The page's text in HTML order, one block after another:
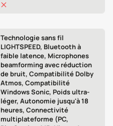
Technologie sans fil
LIGHTSPEED, Bluetooth à
faible latence, Microphones
beamforming avec réduction
de bruit, Compatibilité Dolby
Atmos, Compatibilité
Windows Sonic, Poids ultra-
léger, Autonomie jusqu'à 18
heures, Connectivité
multiplateforme (PC,